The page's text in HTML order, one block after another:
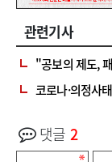
관련기사
"공보의 제도,
코로나·의정사
댓글 2